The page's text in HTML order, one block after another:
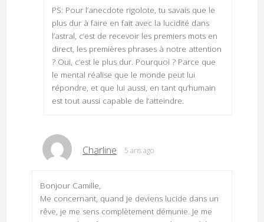
PS: Pour l’anecdote rigolote, tu savais que le
plus dur à faire en fait avec la lucidité dans
l’astral, c’est de recevoir les premiers mots en
direct, les premières phrases à notre attention
? Oui, c’est le plus dur. Pourquoi ? Parce que
le mental réalise que le monde peut lui
répondre, et que lui aussi, en tant qu’humain
est tout aussi capable de l’atteindre.
Charline 5 ans ago
Bonjour Camille,
Me concernant, quand je deviens lucide dans un
rêve, je me sens complètement démunie. Je me